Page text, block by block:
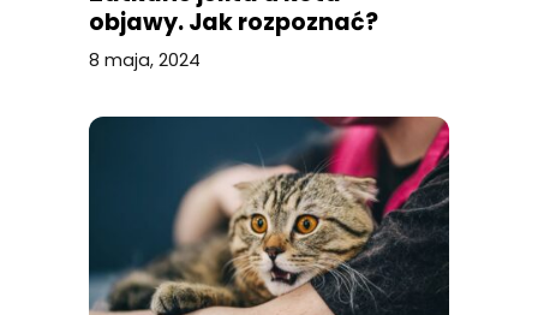
objawy. Jak rozpoznać?
8 maja, 2024